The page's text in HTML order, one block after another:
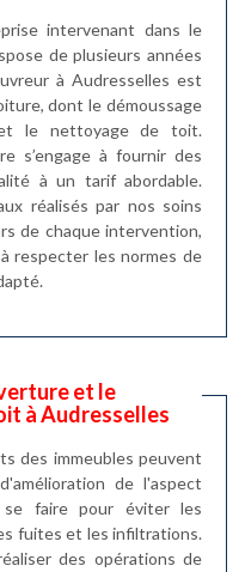
intervenant dans le
de plusieurs années
à Audresselles est
dont le démoussage
le nettoyage de toit.
s’engage à fournir des
à un tarif abordable.
réalisés par nos soins
de chaque intervention,
respecter les normes de
et le
à Audresselles
des immeubles peuvent
de l'aspect
faire pour éviter les
fuites et les infiltrations.
des opérations de